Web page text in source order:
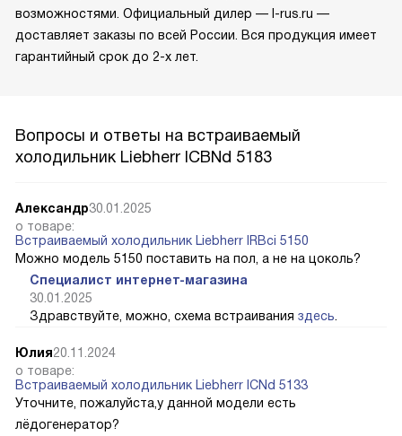
возможностями. Официальный дилер — l-rus.ru —
доставляет заказы по всей России. Вся продукция имеет
гарантийный срок до 2-х лет.
Вопросы и ответы на встраиваемый
холодильник Liebherr ICBNd 5183
Александр30.01.2025
о товаре:
Встраиваемый холодильник Liebherr IRBci 5150
Можно модель 5150 поставить на пол, а не на цоколь?
Специалист интернет-магазина
30.01.2025
Здравствуйте, можно, схема встраивания здесь
Юлия20.11.2024
о товаре:
Встраиваемый холодильник Liebherr ICNd 5133
Уточните, пожалуйста,у данной модели есть
лёдогенератор?